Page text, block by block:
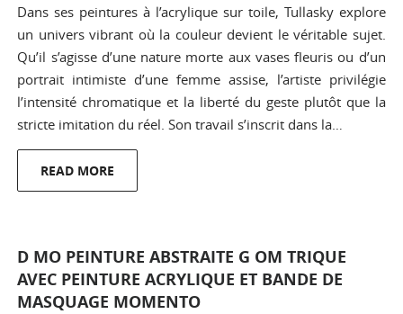
Dans ses peintures à l’acrylique sur toile, Tullasky explore
un univers vibrant où la couleur devient le véritable sujet.
Qu’il s’agisse d’une nature morte aux vases fleuris ou d’un
portrait intimiste d’une femme assise, l’artiste privilégie
l’intensité chromatique et la liberté du geste plutôt que la
stricte imitation du réel. Son travail s’inscrit dans la…
READ MORE
D MO PEINTURE ABSTRAITE G OM TRIQUE
AVEC PEINTURE ACRYLIQUE ET BANDE DE
MASQUAGE MOMENTO